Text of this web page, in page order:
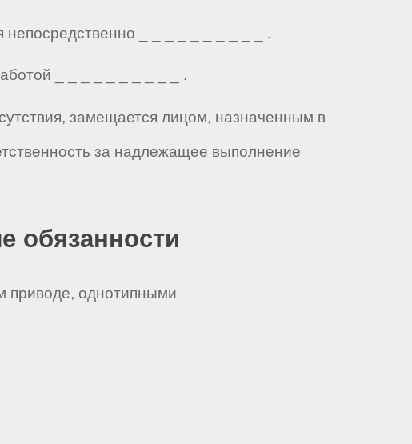
_ _ _ _ _ _ _ _ _ _ .
_ _ _ _ _ _ _ _ _ _ .
замещается лицом, назначенным в
за надлежащее выполнение
обязанности
приводе, однотипными